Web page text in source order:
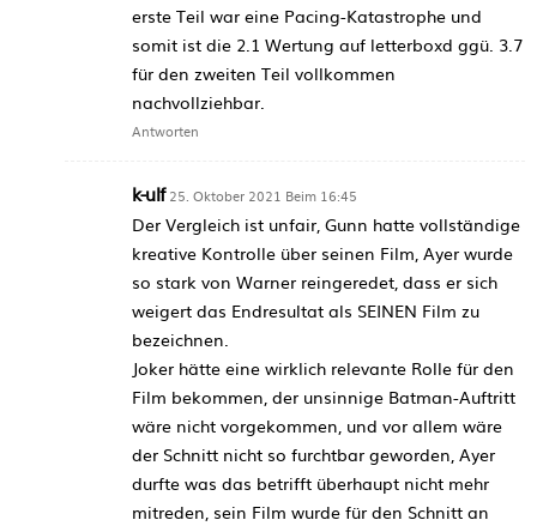
erste Teil war eine Pacing-Katastrophe und
somit ist die 2.1 Wertung auf letterboxd ggü. 3.7
für den zweiten Teil vollkommen
nachvollziehbar.
Antworten
k-ulf 25. Oktober 2021 Beim 16:45
Der Vergleich ist unfair, Gunn hatte vollständige
kreative Kontrolle über seinen Film, Ayer wurde
so stark von Warner reingeredet, dass er sich
weigert das Endresultat als SEINEN Film zu
bezeichnen.
Joker hätte eine wirklich relevante Rolle für den
Film bekommen, der unsinnige Batman-Auftritt
wäre nicht vorgekommen, und vor allem wäre
der Schnitt nicht so furchtbar geworden, Ayer
durfte was das betrifft überhaupt nicht mehr
mitreden, sein Film wurde für den Schnitt an